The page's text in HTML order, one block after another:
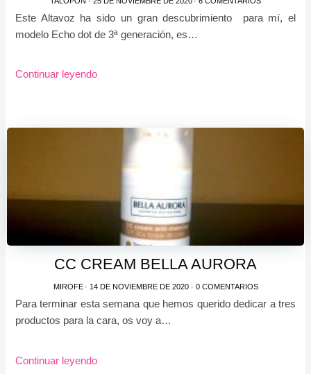
Este Altavoz ha sido un gran descubrimiento para mí, el
modelo Echo dot de 3ª generación, es…
Continuar leyendo
CC CREAM BELLA AURORA
MIROFE · 14 DE NOVIEMBRE DE 2020 · 0 COMENTARIOS
Para terminar esta semana que hemos querido dedicar a tres
productos para la cara, os voy a…
Continuar leyendo